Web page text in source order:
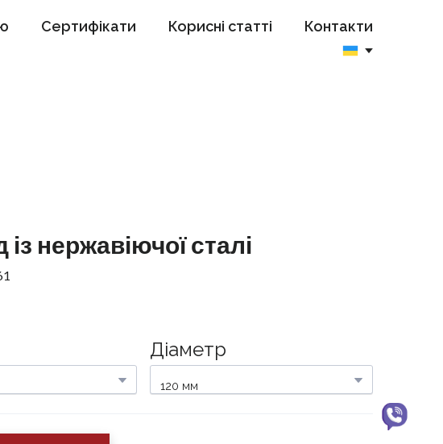
Сертифікати Корисні статті Контакти
із нержавіючої сталі
Діаметр